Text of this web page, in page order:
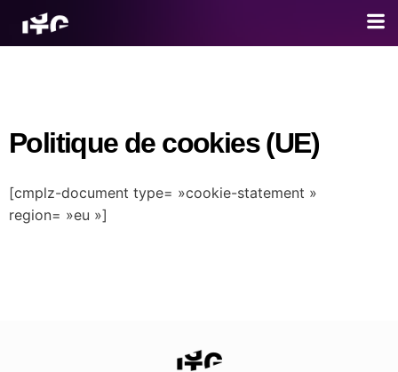
Politique de cookies (UE)
[cmplz-document type= »cookie-statement »
region= »eu »]